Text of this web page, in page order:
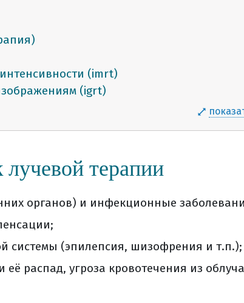
(imrt)
(igrt)
терапии
органов) и инфекционные
системы (эпилепсия, шизофрения и т.п.);
распад, угроза кровотечения из